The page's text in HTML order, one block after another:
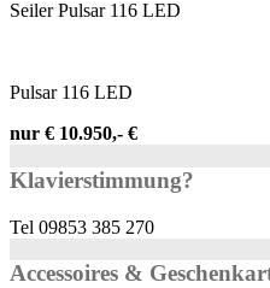
Seiler Pulsar 116 LED
Pulsar 116 LED
nur € 10.950,- €
Klavierstimmung?
Tel 09853 385 270
Accessoires &